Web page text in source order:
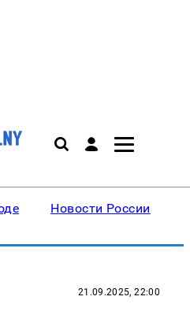
Новости России
21.09.2025, 22:00